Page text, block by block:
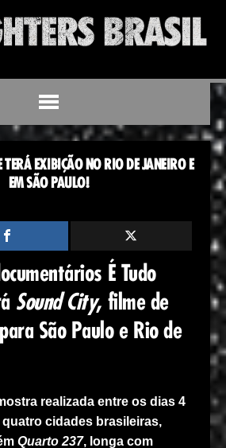
EXIBIÇÃO NO RIO DE JANEIRO E
EM SÃO PAULO!
É Tudo
Sound City, filme de
São Paulo e Rio de
realizada entre os dias 4
quatro cidades brasileiras,
Quarto 237, longa com